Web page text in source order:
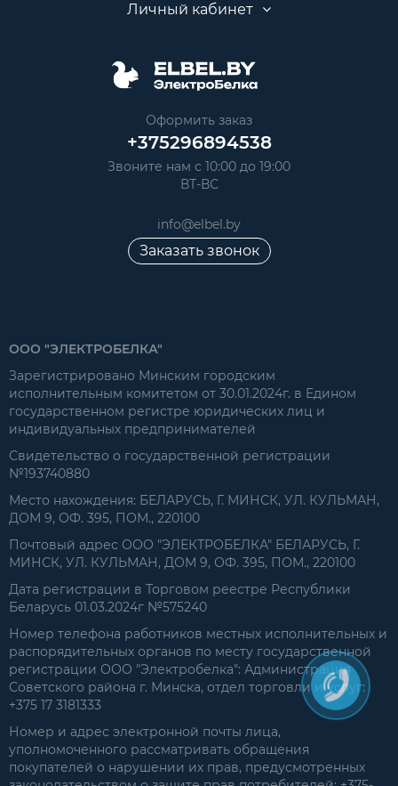
Личный кабинет
Оформить заказ
+375296894538
Звоните нам с 10:00 до 19:00
ВТ-ВС
info@elbel.by
Заказать звонок
ООО "ЭЛЕКТРОБЕЛКА"
Зарегистрировано Минским городским
исполнительным комитетом от 30.01.2024г. в Едином
государственном регистре юридических лиц и
индивидуальных предпринимателей
Свидетельство о государственной регистрации
№193740880
Место нахождения: БЕЛАРУСЬ, Г. МИНСК, УЛ. КУЛЬМАН,
ДОМ 9, ОФ. 395, ПОМ., 220100
Почтовый адрес ООО "ЭЛЕКТРОБЕЛКА" БЕЛАРУСЬ, Г.
МИНСК, УЛ. КУЛЬМАН, ДОМ 9, ОФ. 395, ПОМ., 220100
Дата регистрации в Торговом реестре Республики
Беларусь 01.03.2024г №575240
Номер телефона работников местных исполнительных и
распорядительных органов по месту государственной
регистрации ООО "Электробелка": Администрация
Советского района г. Минска, отдел торговли и услуг:
+375 17 3181333
Номер и адрес электронной почты лица,
уполномоченного рассматривать обращения
покупателей о нарушении их прав, предусмотренных